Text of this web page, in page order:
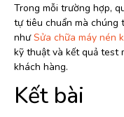
Trong mỗi trường hợp,
tự tiêu chuẩn mà chúng
nhưSửa chữa máy nén
kỹ thuật và kết quả test
khách hàng.
Kết bài